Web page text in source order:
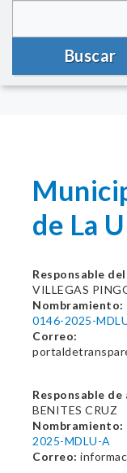
Buscar
de La
Responsable
VILLEGAS
Nombramiento:
0146-2025-
Correo:
Responsable
BENITES CRUZ
Nombramiento:
2025-MDLU-A
Correo: